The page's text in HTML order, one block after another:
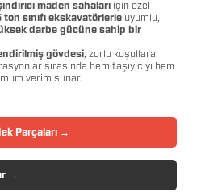
maden sahaları için özel
ton sınıfı ekskavatörlerle uyumlu,
darbe gücüne sahip bir
gövdesi, zorlu koşullara
sırasında hem taşıyıcıyı hem
verim sunar.
Parçaları →
→